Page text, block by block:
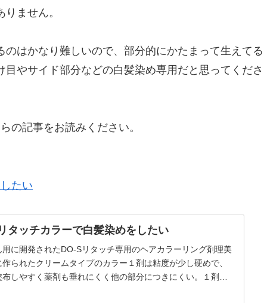
ません。
はかなり難しいので、部分的にかたまって生えてる
やサイド部分などの白髪染め専用だと思ってくださ
の記事をお読みください。
たい
タッチカラーで白髪染めをしたい
に開発されたDO-Sリタッチ専用のヘアカラーリング剤理美
られたクリームタイプのカラー１剤は粘度が少し硬めで、
しやすく薬剤も垂れにくく他の部分につきにくい。１剤：